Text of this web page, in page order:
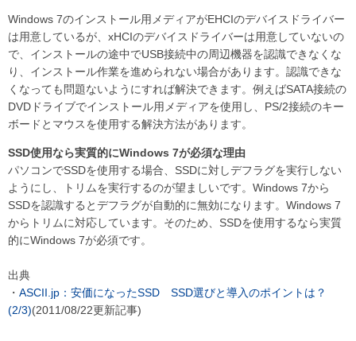
Windows 7のインストール用メディアがEHCIのデバイスドライバー
は用意しているが、xHCIのデバイスドライバーは用意していないの
で、インストールの途中でUSB接続中の周辺機器を認識できなくな
り、インストール作業を進められない場合があります。認識できな
くなっても問題ないようにすれば解決できます。例えばSATA接続の
DVDドライブでインストール用メディアを使用し、PS/2接続のキー
ボードとマウスを使用する解決方法があります。
SSD使用なら実質的にWindows 7が必須な理由
パソコンでSSDを使用する場合、SSDに対しデフラグを実行しない
ようにし、トリムを実行するのが望ましいです。Windows 7から
SSDを認識するとデフラグが自動的に無効になります。Windows 7
からトリムに対応しています。そのため、SSDを使用するなら実質
的にWindows 7が必須です。
出典
・ ASCII.jp：安価になったSSD SSD選びと導入のポイントは？
(2/3)(2011/08/22更新記事)